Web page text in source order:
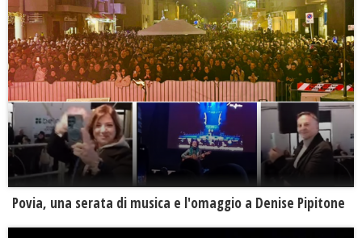
Povia, una serata di musica e l'omaggio a Denise Pipitone